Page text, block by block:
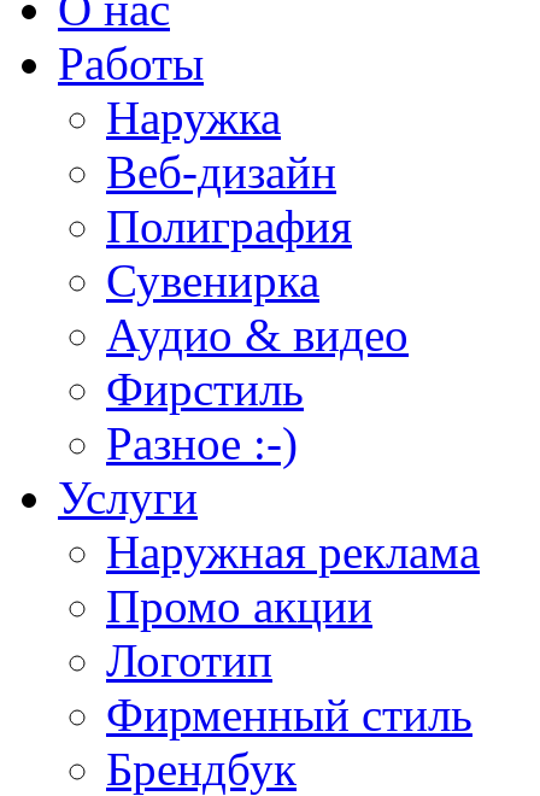
Работы
Наружка
Веб-дизайн
Полиграфия
Сувенирка
Аудио & видео
Фирстиль
Разное :-)
Услуги
Наружная реклама
Промо акции
Логотип
Фирменный стиль
Брендбук